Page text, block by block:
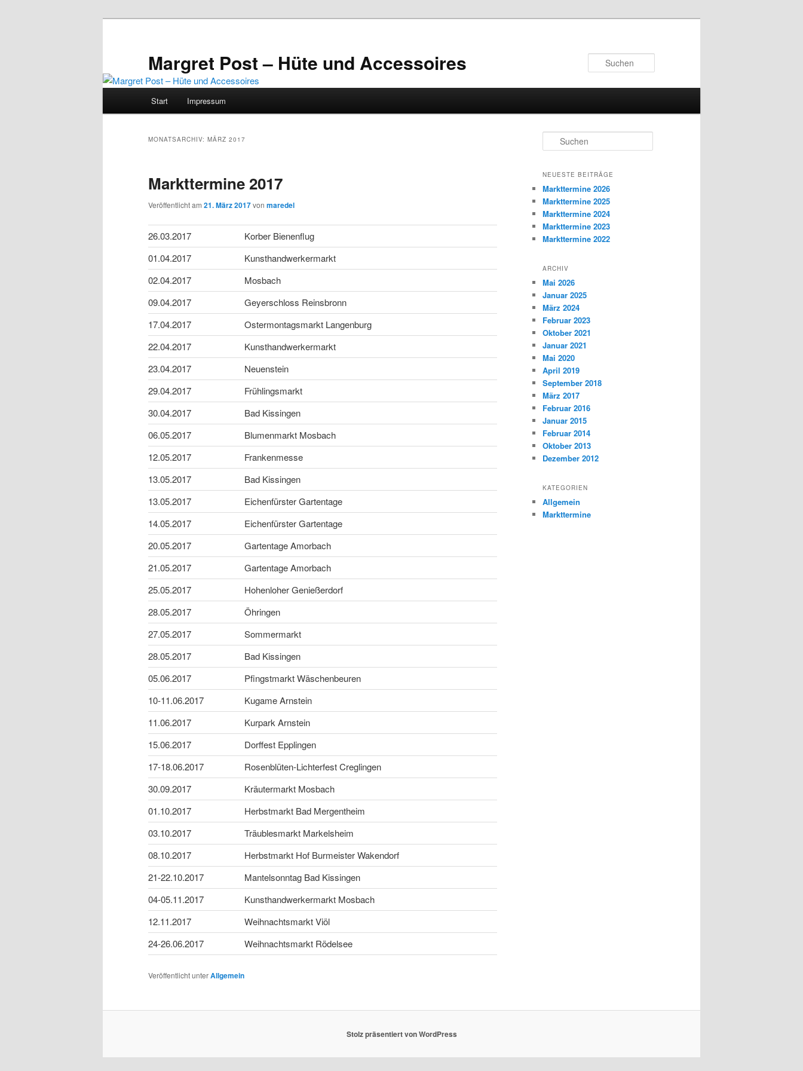
Margret Post – Hüte und Accessoires
Start Impressum
MONATSARCHIV: MÄRZ 2017
Markttermine 2017
Veröffentlicht am 21. März 2017von maredel
26.03.2017
Korber Bienenflug
01.04.2017
Kunsthandwerkermarkt
02.04.2017
Mosbach
09.04.2017
Geyerschloss Reinsbronn
17.04.2017
Ostermontagsmarkt Langenburg
22.04.2017
Kunsthandwerkermarkt
23.04.2017
Neuenstein
29.04.2017
Frühlingsmarkt
30.04.2017
Bad Kissingen
06.05.2017
Blumenmarkt Mosbach
12.05.2017
Frankenmesse
13.05.2017
Bad Kissingen
13.05.2017
Eichenfürster Gartentage
14.05.2017
Eichenfürster Gartentage
20.05.2017
Gartentage Amorbach
21.05.2017
Gartentage Amorbach
25.05.2017
Hohenloher Genießerdorf
28.05.2017
Öhringen
27.05.2017
Sommermarkt
28.05.2017
Bad Kissingen
05.06.2017
Pfingstmarkt Wäschenbeuren
10-11.06.2017
Kugame Arnstein
11.06.2017
Kurpark Arnstein
15.06.2017
Dorffest Epplingen
17-18.06.2017
Rosenblüten-Lichterfest Creglingen
30.09.2017
Kräutermarkt Mosbach
01.10.2017
Herbstmarkt Bad Mergentheim
03.10.2017
Träublesmarkt Markelsheim
08.10.2017
Herbstmarkt Hof Burmeister Wakendorf
21-22.10.2017
Mantelsonntag Bad Kissingen
04-05.11.2017
Kunsthandwerkermarkt Mosbach
12.11.2017
Weihnachtsmarkt Viöl
24-26.06.2017
Weihnachtsmarkt Rödelsee
Veröffentlicht unterAllgemein
u
h
n
NEUESTE BEITRÄGE
Markttermine 2026
Markttermine 2025
Markttermine 2024
Markttermine 2023
Markttermine 2022
ARCHIV
Mai 2026
Januar 2025
März 2024
Februar 2023
Oktober 2021
Januar 2021
Mai 2020
April 2019
September 2018
März 2017
Februar 2016
Januar 2015
Februar 2014
Oktober 2013
Dezember 2012
KATEGORIEN
Allgemein
Markttermine
Stolz präsentiert von WordPress